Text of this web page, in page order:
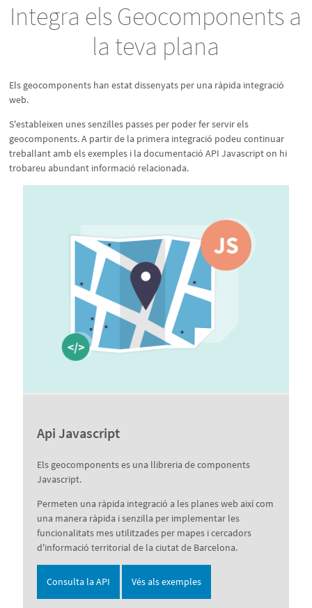
Integra els Geocomponents a
la teva plana
Els geocomponents han estat dissenyats per una ràpida integració
web.
S'estableixen unes senzilles passes per poder fer servir els
geocomponents. A partir de la primera integració podeu continuar
treballant amb els exemples i la documentació API Javascript on hi
trobareu abundant informació relacionada.
Api Javascript
Els geocomponents es una llibreria de components
Javascript.
Permeten una ràpida integració a les planes web així com
una manera ràpida i senzilla per implementar les
funcionalitats mes utilitzades per mapes i cercadors
d'informació territorial de la ciutat de Barcelona.
Consulta la API Vés als exemples